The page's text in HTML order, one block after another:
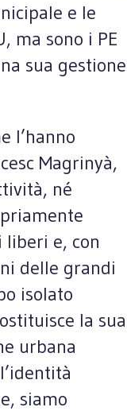
e le
ma sono i PE
sua gestione
l’hanno
Magrinyà,
né
liberi e, con
delle grandi
isolato
la sua
urbana
siamo